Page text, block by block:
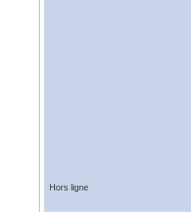
Hors ligne